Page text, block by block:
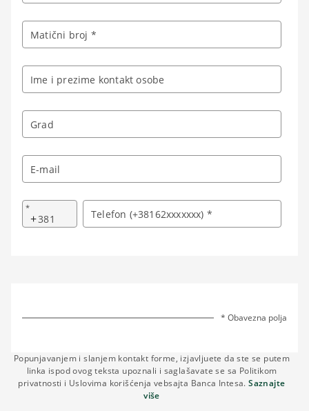
Matični broj *
Ime i prezime kontakt osobe
Grad
E-mail
*
+ Telefon (+38162xxxxxxx) *
* Obavezna polja
Popunjavanjem i slanjem kontakt forme, izjavljuete da ste se putem
linka ispod ovog teksta upoznali i saglašavate se sa Politikom
privatnosti i Uslovima korišćenja vebsajta Banca Intesa.Saznajte
više